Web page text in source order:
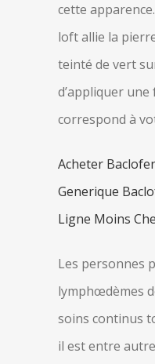
cette
loft allie la
teinté de vert
d’appliquer
correspond à
Acheter
Generique
Ligne Moins
Les personnes
lymphœdèmes
soins continus
il est entre